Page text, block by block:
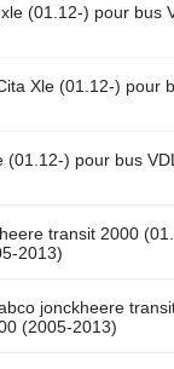
(01.12-) pour bus
Xle (01.12-) pour
(01.12-) pour bus
transit 2000
2013)
jonckheere
(2005-2013)